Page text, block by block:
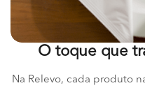
O toque que
Na Relevo, cada produto